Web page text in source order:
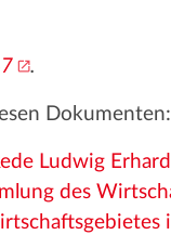
.
Dokumenten:
Ludwig
des